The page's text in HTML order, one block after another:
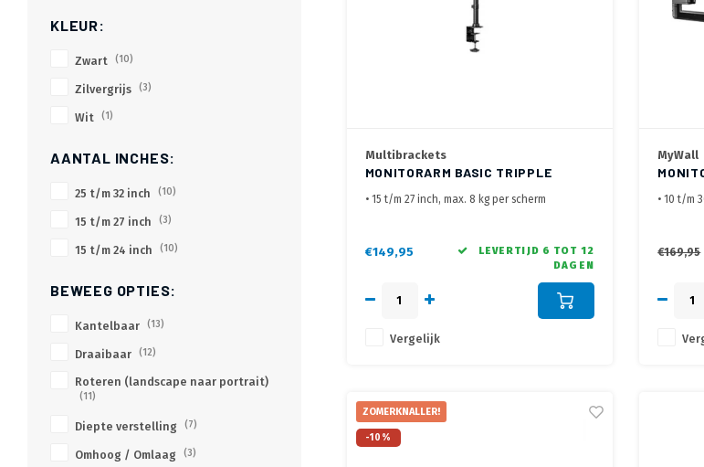
KLEUR:
Zwart (10)
Zilvergrijs (3)
Wit (1)
AANTAL INCHES:
25 t/m 32 inch (10)
15 t/m 27 inch (3)
15 t/m 24 inch (10)
BEWEEG OPTIES:
Kantelbaar (13)
Draaibaar (12)
Roteren (landscape naar portrait)
(11)
Diepte verstelling (7)
Omhoog / Omlaag (3)
Multibrackets
MONITORARM BASIC TRIPPLE
• 15 t/m 27 inch, max. 8 kg per scherm
optioneel verkrijgbaar
€149,95
LEVERTIJD 6 TOT 12
DAGEN
Vergelijk
MyWall
HL 51-
• 10 t/m
€169,95
ZOMERKNALLER!
-10%